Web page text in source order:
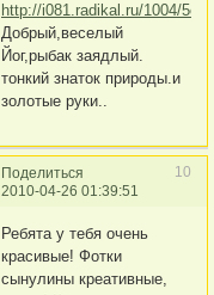
Добрый,веселый
Йог,рыбак заядлый.
тонкий знаток природы.и
золотые руки..
Поделиться
10
2010-04-26 01:39:51
Ребята у тебя очень
красивые! Фотки
сынулины креативные,